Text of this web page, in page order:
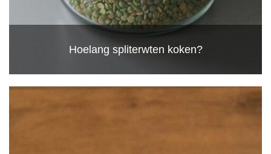
Hoelang spliterwten koken?